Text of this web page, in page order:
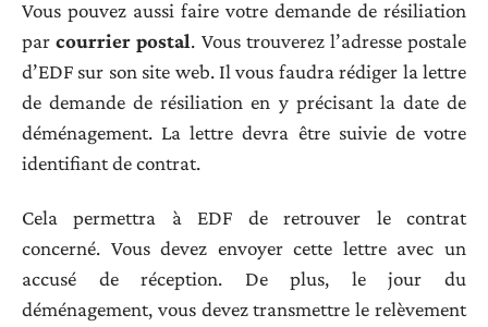
Vous pouvez aussi faire votre demande de résiliation
parcourrier postal. Vous trouverez l’adresse postale
d’EDF sur son site web. Il vous faudra rédiger la lettre
de demande de résiliation en y précisant la date de
déménagement. La lettre devra être suivie de votre
identifiant de contrat.
Cela permettra à EDF de retrouver le contrat
concerné. Vous devez envoyer cette lettre avec un
accusé de réception. De plus, le jour du
déménagement, vous devez transmettre le relèvement